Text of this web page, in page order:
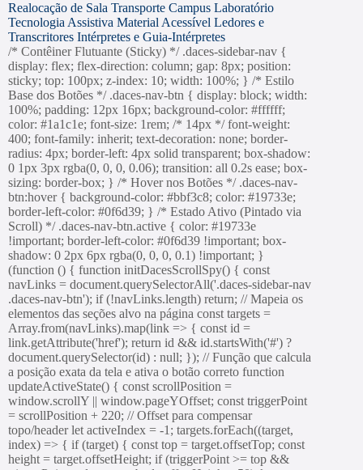
Realocação de Sala Transporte Campus Laboratório
Tecnologia Assistiva Material Acessível Ledores e
Transcritores Intérpretes e Guia-Intérpretes
/* Contêiner Flutuante (Sticky) */ .daces-sidebar-nav {
display: flex; flex-direction: column; gap: 8px; position:
sticky; top: 100px; z-index: 10; width: 100%; } /* Estilo
Base dos Botões */ .daces-nav-btn { display: block; width:
100%; padding: 12px 16px; background-color: #ffffff;
color: #1a1c1e; font-size: 1rem; /* 14px */ font-weight:
400; font-family: inherit; text-decoration: none; border-
radius: 4px; border-left: 4px solid transparent; box-shadow:
0 1px 3px rgba(0, 0, 0, 0.06); transition: all 0.2s ease; box-
sizing: border-box; } /* Hover nos Botões */ .daces-nav-
btn:hover { background-color: #bbf3c8; color: #19733e;
border-left-color: #0f6d39; } /* Estado Ativo (Pintado via
Scroll) */ .daces-nav-btn.active { color: #19733e
!important; border-left-color: #0f6d39 !important; box-
shadow: 0 2px 6px rgba(0, 0, 0, 0.1) !important; }
(function () { function initDacesScrollSpy() { const
navLinks = document.querySelectorAll('.daces-sidebar-nav
.daces-nav-btn'); if (!navLinks.length) return; // Mapeia os
elementos das seções alvo na página const targets =
Array.from(navLinks).map(link => { const id =
link.getAttribute('href'); return id && id.startsWith('#') ?
document.querySelector(id) : null; }); // Função que calcula
a posição exata da tela e ativa o botão correto function
updateActiveState() { const scrollPosition =
window.scrollY || window.pageYOffset; const triggerPoint
= scrollPosition + 220; // Offset para compensar
topo/header let activeIndex = -1; targets.forEach((target,
index) => { if (target) { const top = target.offsetTop; const
height = target.offsetHeight; if (triggerPoint >= top &&